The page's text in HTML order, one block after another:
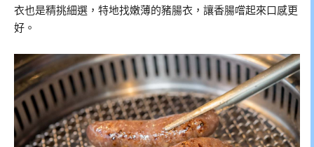
衣也是精挑細選，特地找嫩薄的豬腸衣，讓香腸嚐起來口感更
好。